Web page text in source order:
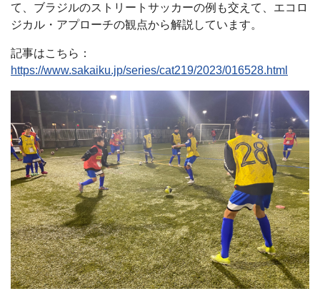
て、ブラジルのストリートサッカーの例も交えて、エコロ
ジカル・アプローチの観点から解説しています。
記事はこちら：
https://www.sakaiku.jp/series/cat219/2023/016528.html